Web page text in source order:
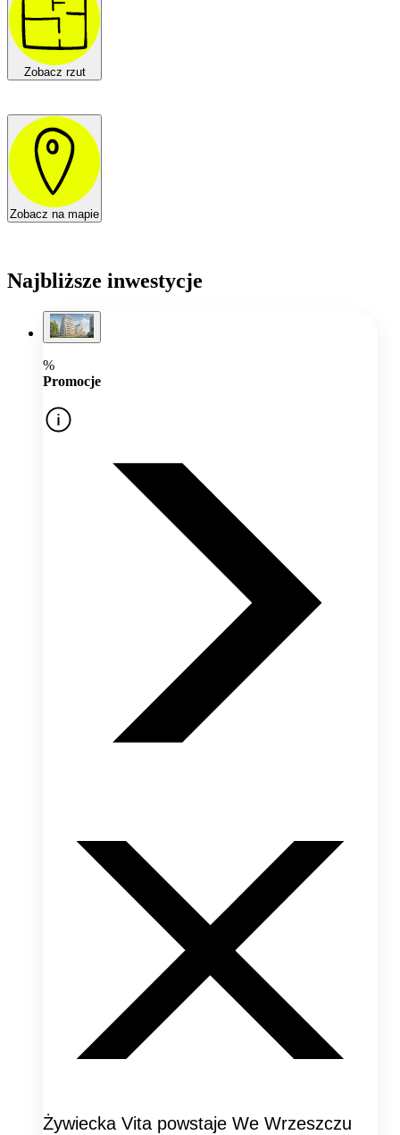
Zobacz rzut
Zobacz na mapie
Najbliższe inwestycje
%
Promocje
Żywiecka Vita powstaje We Wrzeszczu